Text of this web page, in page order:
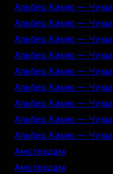
Альбер Камю — Чума
Альбер Камю — Чума
Альбер Камю — Чума
Альбер Камю — Чума
Альбер Камю — Чума
Альбер Камю — Чума
Альбер Камю — Чума
Альбер Камю — Чума
Альбер Камю — Чума
Амстердам
Амстердам